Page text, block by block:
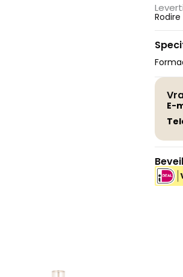
aantal
E-